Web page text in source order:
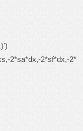
2*sf*dx,-2*